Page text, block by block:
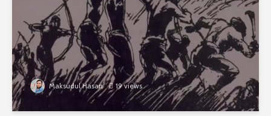
Maksudul Hasan 19 views